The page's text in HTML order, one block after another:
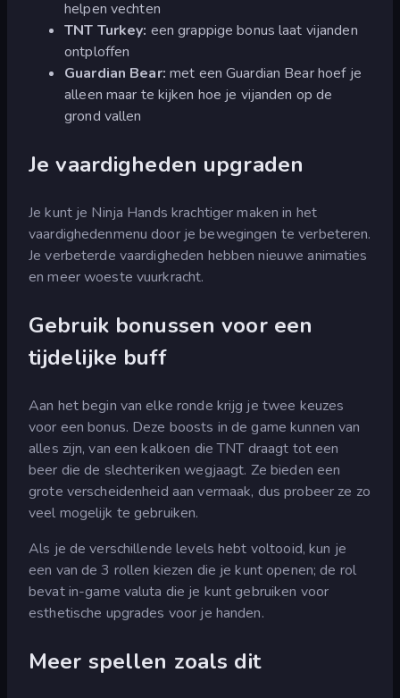
helpen vechten
TNT Turkey: een grappige bonus laat vijanden
ontploffen
Guardian Bear: met een Guardian Bear hoef je
alleen maar te kijken hoe je vijanden op de
grond vallen
Je vaardigheden upgraden
Je kunt je Ninja Hands krachtiger maken in het
vaardighedenmenu door je bewegingen te verbeteren.
Je verbeterde vaardigheden hebben nieuwe animaties
en meer woeste vuurkracht.
Gebruik bonussen voor een
tijdelijke buff
Aan het begin van elke ronde krijg je twee keuzes
voor een bonus. Deze boosts in de game kunnen van
alles zijn, van een kalkoen die TNT draagt tot een
beer die de slechteriken wegjaagt. Ze bieden een
grote verscheidenheid aan vermaak, dus probeer ze zo
veel mogelijk te gebruiken.
Als je de verschillende levels hebt voltooid, kun je
een van de 3 rollen kiezen die je kunt openen; de rol
bevat in-game valuta die je kunt gebruiken voor
esthetische upgrades voor je handen.
Meer spellen zoals dit